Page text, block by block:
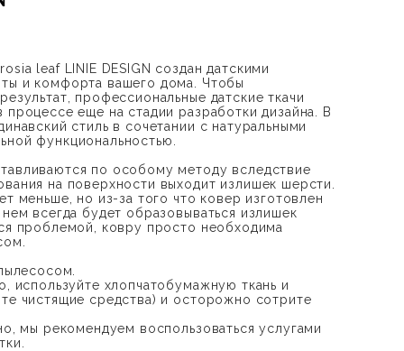
leaf LINIE DESIGN создан датскими
и комфорта вашего дома. Чтобы
профессиональные датские ткачи
процессе еще на стадии разработки дизайна. В
стиль в сочетании с натуральными
функциональностью.
по особому методу вследствие
на поверхности выходит излишек шерсти.
меньше, но из-за того что ковер изготовлен
всегда будет образовываться излишек
проблемой, ковру просто необходима
используйте хлопчатобумажную ткань и
чистящие средства) и осторожно сотрите
мы рекомендуем воспользоваться услугами